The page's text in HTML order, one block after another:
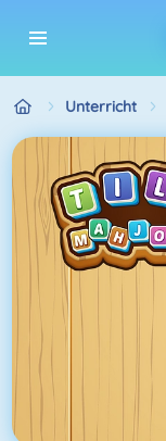
Unterricht